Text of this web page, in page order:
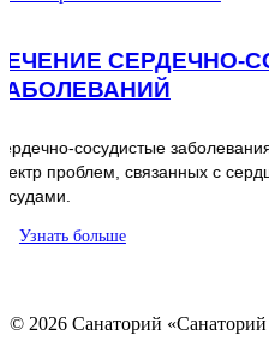
ЛЕЧЕНИЕ
Заболеваниями
целую группу
© 2026 Санаторий